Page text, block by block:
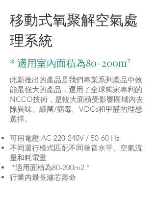
移動式氧聚解空氣處
理系統
* 適用室內面積為80-200m²
此新推出的產品是我們專業系列產品中效
能最強大的產品，運用了全球獨家專利的
NCCO技術，是較大面積受影響區域內去
除異味、細菌/病毒、VOCs和甲醛的理想
選擇。
可用電壓 AC 220-240V / 50-60 Hz
不同運行模式匹配不同噪音水平、空氣流
量和耗電量
*適用面積為80-200m2.*
行業內最長濾芯壽命